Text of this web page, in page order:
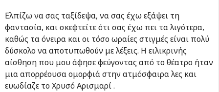
Ελπίζω να σας ταξίδεψα, να σας έχω εξάψει τη
φαντασία, και σκεφτείτε ότι σας έχω πει τα λιγότερα,
καθώς τα όνειρα και οι τόσο ωραίες στιγμές είναι πολύ
δύσκολο να αποτυπωθούν με λέξεις. Η ειλικρινής
αίσθηση που μου άφησε φεύγοντας από το θέατρο ήταν
μια απορρέουσα ομορφιά στην ατμόσφαιρα λες και
ευωδίαζε το Χρυσό Αρισμαρί .